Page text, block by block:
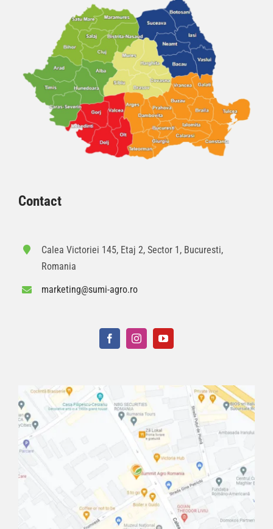
Contact
Calea Victoriei 145, Etaj 2, Sector 1, Bucuresti,
Romania
marketing@sumi-agro.ro